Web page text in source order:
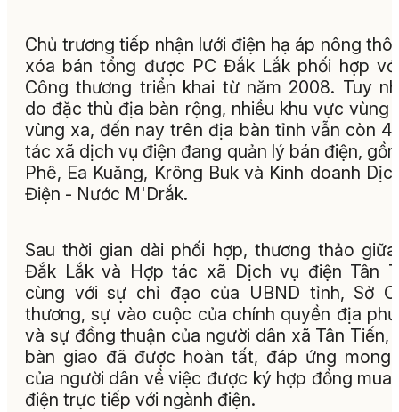
Chủ trương tiếp nhận lưới điện hạ áp nông
xóa bán tổng được PC Đắk Lắk phối hợp
Công thương triển khai từ năm 2008. Tuy
do đặc thù địa bàn rộng, nhiều khu vực vùng
vùng xa, đến nay trên địa bàn tỉnh vẫn còn 4
tác xã dịch vụ điện đang quản lý bán điện,
Phê, Ea Kuăng, Krông Buk và Kinh doanh
Điện - Nước M'Drắk.
Sau thời gian dài phối hợp, thương thảo
Đắk Lắk và Hợp tác xã Dịch vụ điện Tân
cùng với sự chỉ đạo của UBND tỉnh, Sở
thương, sự vào cuộc của chính quyền địa
và sự đồng thuận của người dân xã Tân Tiến,
bàn giao đã được hoàn tất, đáp ứng mong
của người dân về việc được ký hợp đồng mua
điện trực tiếp với ngành điện.